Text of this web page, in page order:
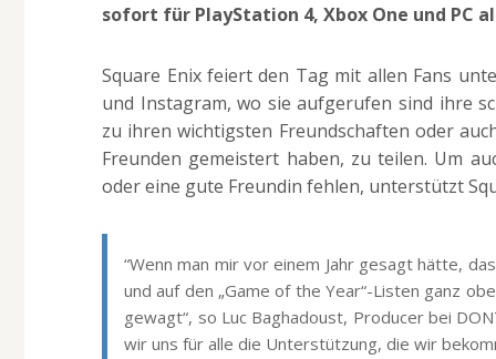
sofort für PlayStation 4, Xbox One und PC
Square Enix feiert den Tag mit allen Fans
und Instagram, wo sie aufgerufen sind ihre
zu ihren wichtigsten Freundschaften oder
Freunden gemeistert haben, zu teilen. Um
oder eine gute Freundin fehlen, unterstützt
“Wenn man mir vor einem Jahr gesagt hätte,
und auf den „Game of the Year“-Listen ganz
gewagt“, so Luc Baghadoust, Producer bei
wir uns für alle die Unterstützung, die wir